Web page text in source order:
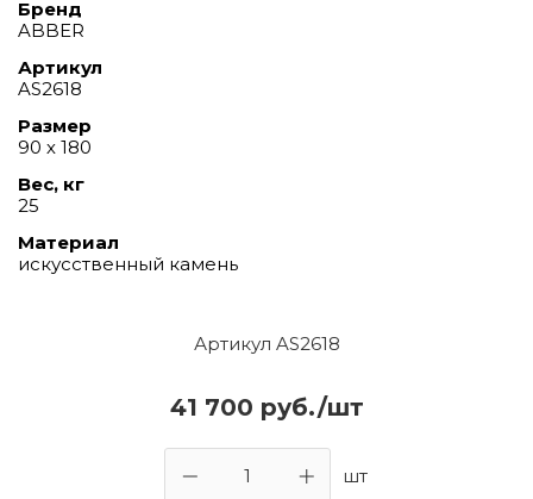
Артикул AS2618
41 700 руб./шт
шт
Бренд
ABBER
Артикул
AS2618
Размер
90 х 180
Вес, кг
25
Материал
искусственный камень